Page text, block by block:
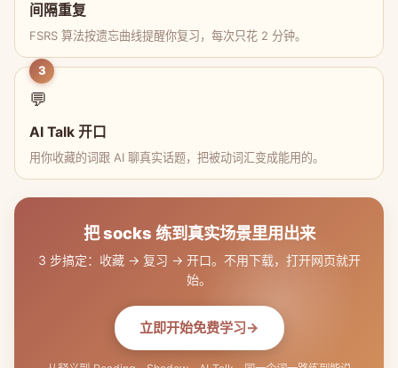
间隔重复
FSRS 算法按遗忘曲线提醒你复习，每次只花 2 分钟。
3
💬
AI Talk 开口
用你收藏的词跟 AI 聊真实话题，把被动词汇变成能用的。
把 socks 练到真实场景里用出来
3 步搞定：收藏 → 复习 → 开口。不用下载，打开网页就开
始。
立即开始免费学习